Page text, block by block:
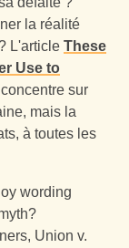
la réalité
L'articleThese
Use to
sur
mais la
à toutes les
wording
Union v.